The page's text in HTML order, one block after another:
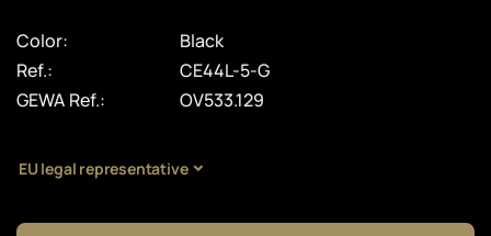
Color:
Black
Ref.:
CE44L-5-G
GEWA Ref.:
OV533.129
EU legal representative